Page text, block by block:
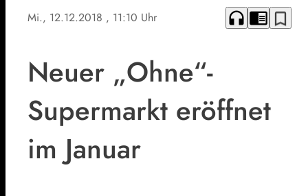
Mi., 12.12.2018 , 11:10 Uhr headphones chrome_reader_mode bookmark_border
Neuer „Ohne“-
Supermarkt eröffnet
im Januar